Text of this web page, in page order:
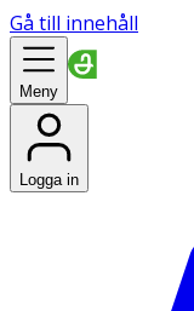
Gå till innehåll
Meny
Logga in